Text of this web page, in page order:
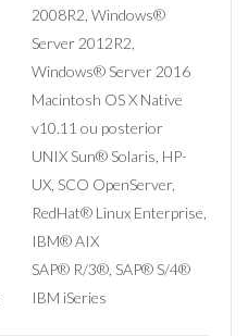
2008R2, Windows®
Server 2012R2,
Windows® Server 2016
Macintosh OS X Native
v10.11 ou posterior
UNIX Sun® Solaris, HP-
UX, SCO OpenServer,
RedHat® Linux Enterprise,
IBM® AIX
SAP® R/3®, SAP® S/4®
IBM iSeries